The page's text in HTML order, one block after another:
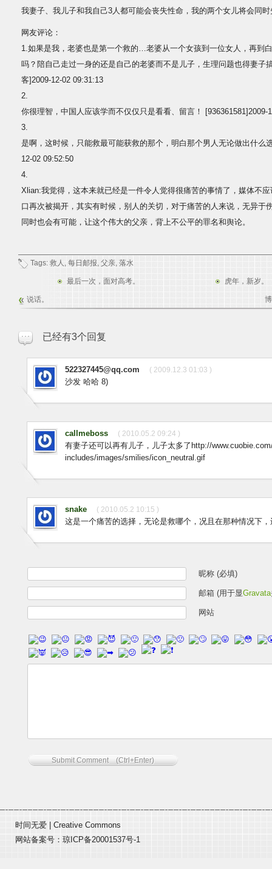
我妻子、我儿子和我自己3人都可能会丧失性命，我的两个女儿将会同时
网友评论：
1.如果是我，老婆也是第一个救的…老婆从一个女孩到一位女人，再到
吗？陪自己走过一身的还是自己的老婆而不是儿子，生理问题也得妻
客]2009-12-02 09:31:13
2.
你很理智，中国人应该学而不仅仅只是看看、留言！ [936361581]2009-
3.
是啊，这时候，只能救最可能获救的那个，明白那个男人无论做出什么
12-02 09:52:50
4.
Xlian:我觉得，这本来就已经是一件令人觉得很痛苦的事情了，媒体不
口再次被揭开，其实有时候，别人的关切，对于痛苦的人来说，无异于
同时也会有可能，让这个伟大的父亲，背上不公平的罪名和舆论。
Tags: 救人 , 每日邮报, 父亲, 落水
最后一次，面对高考。 虎年，新岁。
说话。
已经有3个回复
522327445@qq.com ( 2009.12.3 01:03 )
沙发 哈哈 8)
callmeboss ( 2010.05.2 09:24 )
有妻子还可以再有儿子，儿子太多了http://
includes/images/smilies/icon_neutral.gif
snake ( 2010.05.2 10:15 )
这是一个痛苦的选择，无论是救哪个，况且在那种情况下
昵称 (必填)
邮箱 (用于显Gravata
网站
时间无爱
Creative Commons
网站备案号： 琼ICP备20001537号-1